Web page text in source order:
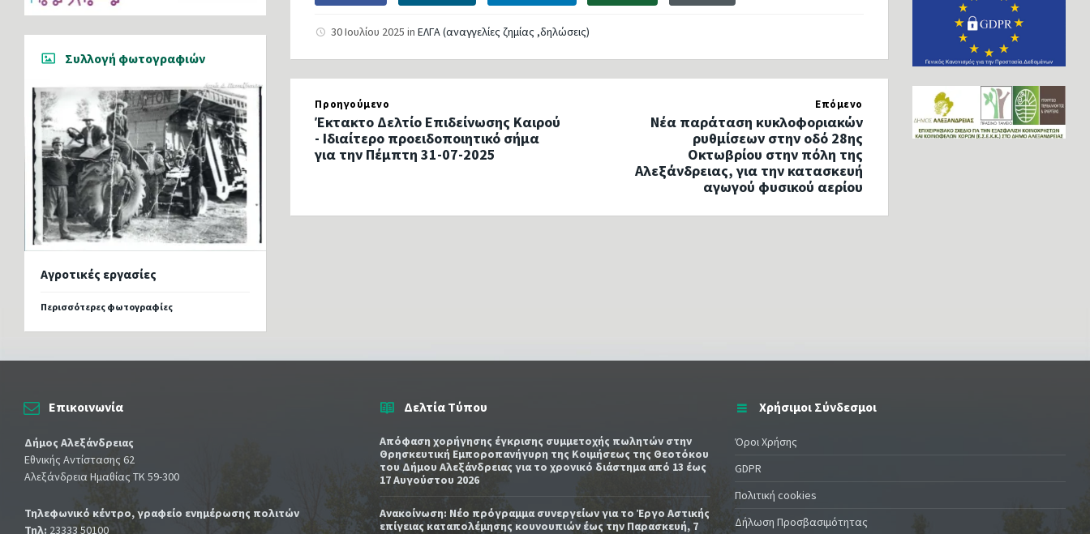
30 Ιουλίου 2025inΕΛΓΑ (αναγγελίες ζημίας ,δηλώσεις)
Προηγούμενο
Έκτακτο Δελτίο Επιδείνωσης Καιρού
- Ιδιαίτερο προειδοποιητικό σήμα
για την Πέμπτη 31-07-2025
Επόμενο
Νέα παράταση κυκλοφοριακών
ρυθμίσεων στην οδό 28ης
Οκτωβρίου στην πόλη της
Αλεξάνδρειας, για την κατασκευή
αγωγού φυσικού αερίου
Συλλογή φωτογραφιών
Αγροτικές εργασίες
Περισσότερες φωτογραφίες
Επικοινωνία
Δήμος Αλεξάνδρειας
Εθνικής Αντίστασης 62
Αλεξάνδρεια Ημαθίας ΤΚ 59-300
Τηλεφωνικό κέντρο, γραφείο ενημέρωσης πολιτών
Τηλ: 23333 50100
Δελτία Τύπου
Απόφαση χορήγησης έγκρισης συμμετοχής πωλητών στην
Θρησκευτική Εμποροπανήγυρη της Κοιμήσεως της Θεοτόκου
του Δήμου Αλεξάνδρειας για το χρονικό διάστημα από 13 έως
17 Αυγούστου 2026
Ανακοίνωση: Νέο πρόγραμμα συνεργείων για το Έργο Αστικής
επίγειας καταπολέμησης κουνουπιών έως την Παρασκευή, 7
Χρήσιμοι Σύνδεσμοι
Όροι Χρήσης
GDPR
Πολιτική cookies
Δήλωση Προσβασιμότητας